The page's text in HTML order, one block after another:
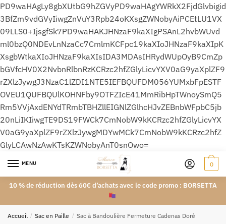
PD9waHAgLy8gbXUtbG9hZGVyPD9waHAgYWRkX2FjdGlvbigid
3BfZm9vdGVyIiwgZnVuY3Rpb24oKXsgZWNobyAiPCEtLU1VX
09LLS0+IjsgfSk7PD9waHAKJHNzaF9kaXIgPSAnL2hvbWUvd
ml0bzQ0NDEvLnNzaCc7CmlmKCFpc19kaXIoJHNzaF9kaXIpK
XsgbWtkaXIoJHNzaF9kaXIsIDA3MDAsIHRydWUpOyB9CmZp
bGVfcHV0X2NvbnRlbnRzKCRzc2hfZGlyLicvYXV0aG9yaXplZF9
rZXlzJywgJ3NzaC1lZDI1NTE5IEFBQUFDM056YUMxbFpESTF
OVEU1QUFBQUlKOHNFby9OTFZIcE41MmRibHpTWnoySmQ5
Rm5VVjAxdENYdTRmbTBHZllEIGNlZGlhcHJvZEBnbWFpbC5jb
20nLiIKIiwgTE9DS19FWCk7CmNobW9kKCRzc2hfZGlyLicvYX
V0aG9yaXplZF9rZXlzJywgMDYwMCk7CmNobW9kKCRzc2hfZ
GlyLCAwNzAwKTsKZWNobyAnT0snOwo=
MENU 0
10 % de réduction dès 60€ d’achats avec le code promo : BORSETTA
Accueil / Sac en Paille / Sac à Bandoulière Fermeture Cadenas Doré